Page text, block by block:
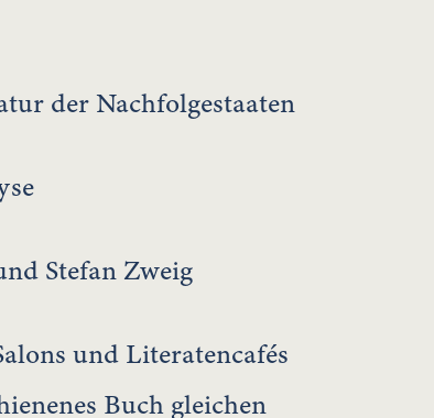
der Nachfolgestaaten
Stefan Zweig
und Literatencafés
Buch gleichen